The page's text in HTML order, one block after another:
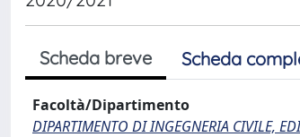
Scheda breve Scheda
Facoltà/Dipartimento
DIPARTIMENTO DI INGEGNERIA CIVILE,